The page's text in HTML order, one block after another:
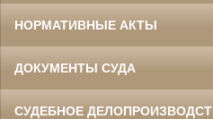
НОРМАТИВНЫЕ АКТЫ
ДОКУМЕНТЫ СУДА
СУДЕБНОЕ